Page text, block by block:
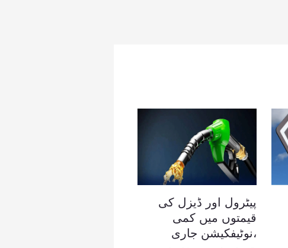
پیٹرول اور ڈیزل کی
قیمتوں میں کمی
،نوٹیفکیشن جاری